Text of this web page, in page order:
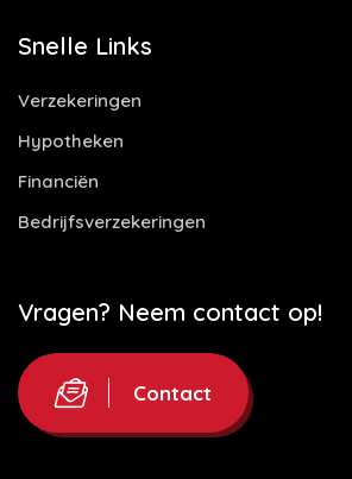
Snelle Links
Verzekeringen
Hypotheken
Financiën
Bedrijfsverzekeringen
Vragen? Neem contact op!
Contact